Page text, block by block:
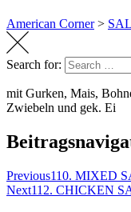
American Corner>
Search for:
mit Gurken, Mais,
Zwiebeln und gek. Ei
Previous110. MIXED
Next112. CHICKEN